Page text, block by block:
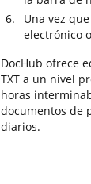
Una vez
electrónico
DocHub ofrece
TXT a un nivel
horas
documentos de
diarios.